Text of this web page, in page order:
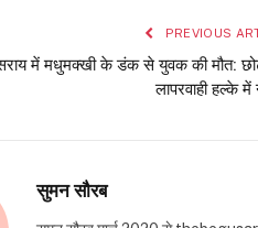
PREVIOUS
में मधुमक्खी के डंक से युवक की मौत:
लापरवाही हल्के
सुमन सौरब